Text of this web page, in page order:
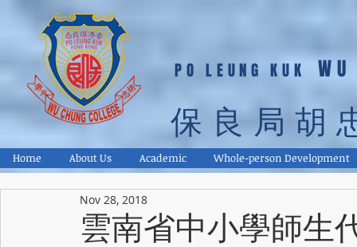
PO LEUNG KUK
保良局胡
Home About Us Academic Whole-person Development
雲南省中小學師生
Nov 28, 2018